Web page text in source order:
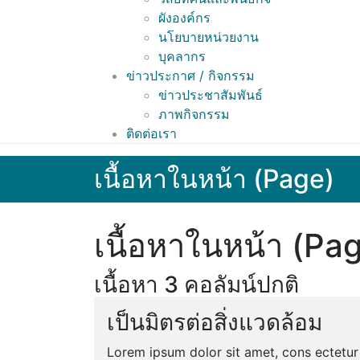
ผังองค์กร
นโยบายหน่วยงาน
บุคลากร
ข่าวประกาศ / กิจกรรม
ข่าวประชาสัมพันธ์
ภาพกิจกรรม
ติดต่อเรา
เนื้อหาในหน้า (Page)
เนื้อหาในหน้า
เนื้อหา 3 คอลัมน์ปกติ
เป็นมิตรต่อสิ่งแวดล้อม
Lorem ipsum dolor sit amet, cons ectetur